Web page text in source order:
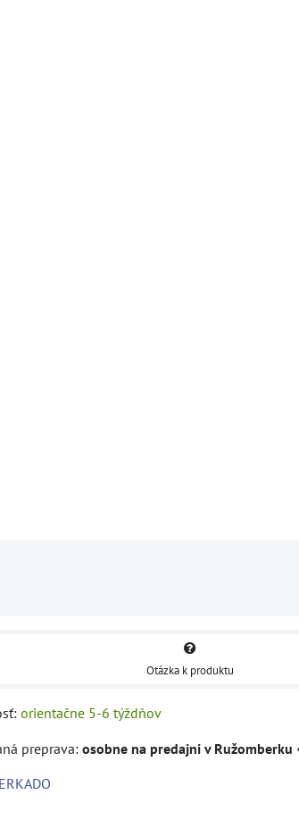
Otázka k produktu
orientačne 5-6 týždňov
osobne na predajni v Ružomberku
ERKADO